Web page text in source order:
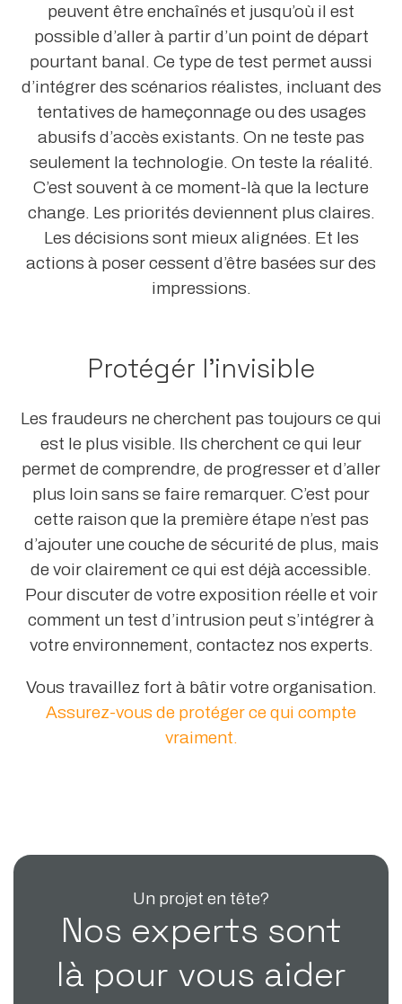
peuvent être enchaînés et jusqu’où il est
possible d’aller à partir d’un point de départ
pourtant banal. Ce type de test permet aussi
d’intégrer des scénarios réalistes, incluant des
tentatives de hameçonnage ou des usages
abusifs d’accès existants. On ne teste pas
seulement la technologie. On teste la réalité.
C’est souvent à ce moment-là que la lecture
change. Les priorités deviennent plus claires.
Les décisions sont mieux alignées. Et les
actions à poser cessent d’être basées sur des
impressions.
Protégér l’invisible
Les fraudeurs ne cherchent pas toujours ce qui
est le plus visible. Ils cherchent ce qui leur
permet de comprendre, de progresser et d’aller
plus loin sans se faire remarquer. C’est pour
cette raison que la première étape n’est pas
d’ajouter une couche de sécurité de plus, mais
de voir clairement ce qui est déjà accessible.
Pour discuter de votre exposition réelle et voir
comment un test d’intrusion peut s’intégrer à
votre environnement, contactez nos experts.
Vous travaillez fort à bâtir votre organisation.
Assurez-vous de protéger ce qui compte
vraiment.
Un projet en tête?
Nos experts sont
là pour vous aider